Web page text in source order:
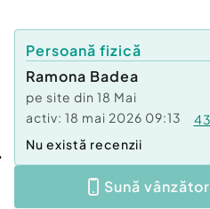
Persoană fizică
Ramona Badea
pe site din 18 Mai
activ: 18 mai 2026 09:13
Nu există recenzii
Sună